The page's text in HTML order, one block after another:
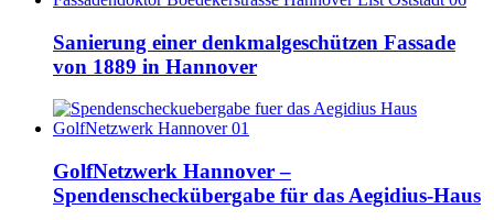
Sanierung einer denkmalgeschützen Fassade
von 1889 in Hannover
GolfNetzwerk Hannover –
Spendenscheckübergabe für das Aegidius-Haus